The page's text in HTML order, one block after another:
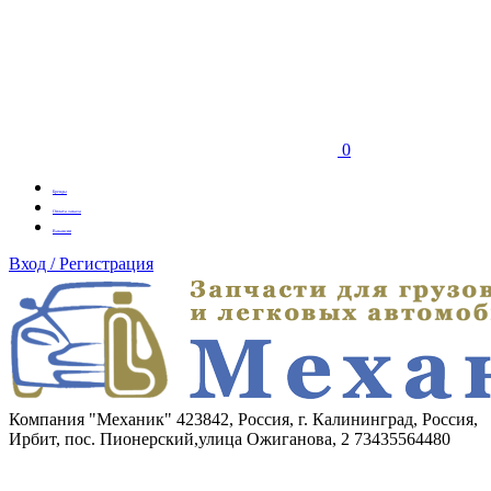
0
Бренды
Оплата заказа
Вакансии
Вход / Регистрация
Компания "Механик" 423842, Россия, г. Калининград, Россия,
Ирбит, пос. Пионерский,улица Ожиганова, 2 73435564480